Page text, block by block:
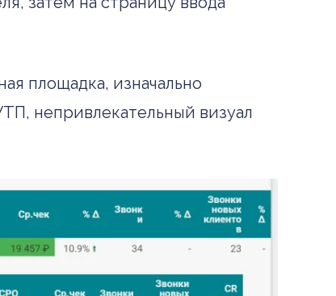
площадка, изначально
непривлекательный визуал